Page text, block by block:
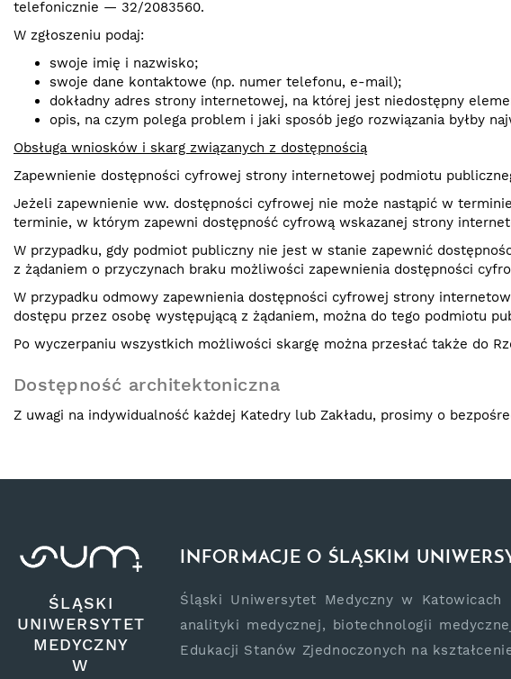
telefonicznie — 32/2083560.
W zgłoszeniu podaj:
swoje imię i nazwisko;
swoje dane kontaktowe (np. numer telefonu, e-mail);
dokładny adres strony internetowej, na której jest niedostępny
opis, na czym polega problem i jaki sposób jego rozwiązania byłby
Obsługa wniosków i skarg związanych z dostępnością
Zapewnienie dostępności cyfrowej strony internetowej podmiotu
Jeżeli zapewnienie ww. dostępności cyfrowej nie może nastąpić w
terminie, w którym zapewni dostępność cyfrową wskazanej strony
W przypadku, gdy podmiot publiczny nie jest w stanie zapewnić
z żądaniem o przyczynach braku możliwości zapewnienia dostępności
W przypadku odmowy zapewnienia dostępności cyfrowej strony
dostępu przez osobę występującą z żądaniem, można do tego podmiotu
Po wyczerpaniu wszystkich możliwości skargę można przesłać także do
Dostępność architektoniczna
Z uwagi na indywidualność każdej Katedry lub Zakładu, prosimy o
ŚLĄSKI
UNIWERSYTET
MEDYCZNY
W
INFORMACJE O ŚLĄSKIM
Śląski Uniwersytet Medyczny w
analityki medycznej, biotechnologii
Edukacji Stanów Zjednoczonych na